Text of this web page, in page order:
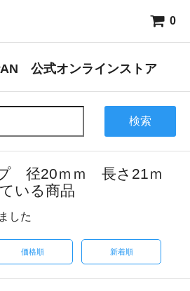
0
公式オンラインストア
検索
プ 径20ｍｍ 長さ21ｍ
いる商品
した
価格順 新着順